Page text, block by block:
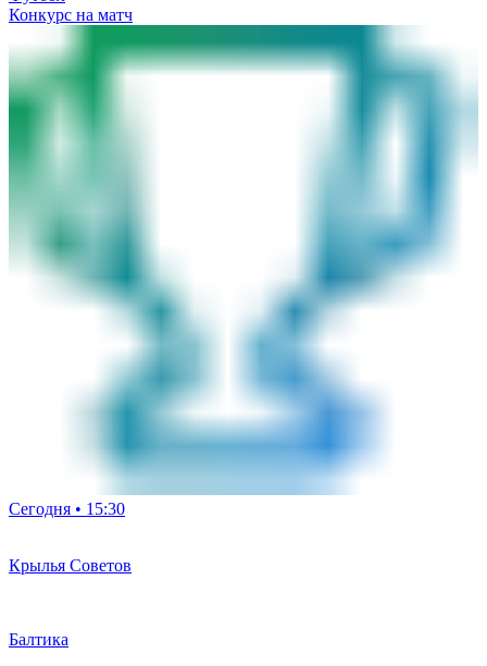
Конкурс на матч
Сегодня • 15:30
Крылья Советов
Балтика